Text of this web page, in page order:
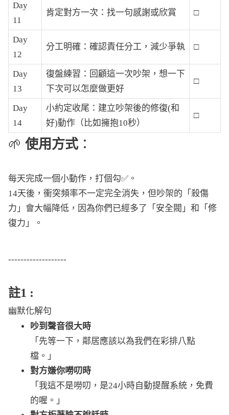
Day
11
肯定對方一次：找一句感謝或欣賞 □
Day
12
分工明確：確認責任分工，減少爭執 □
Day
13
復盤練習：回顧這一次吵架，想一下
下次可以怎麼做更好
□
Day
14
小約定收尾：建立吵架後的修復(和
好)動作（比如擁抱10秒）
□
🌱 使用方式：
每天完成一個小動作，打個勾✅。
14天後，衝突頻率不一定完全消失，但吵架的「殺傷
力」會大幅降低，因為你們已經多了「安全閥」和「修
復力」。
-------------------
註1 :
幽默化解句
吵到聲音很大時
「先等一下，鄰居應該以為我們在彩排八點
檔。」
對方嫌你嘮叨時
「我這不是嘮叨，是24小時自動提醒系統，免費
的喔。」